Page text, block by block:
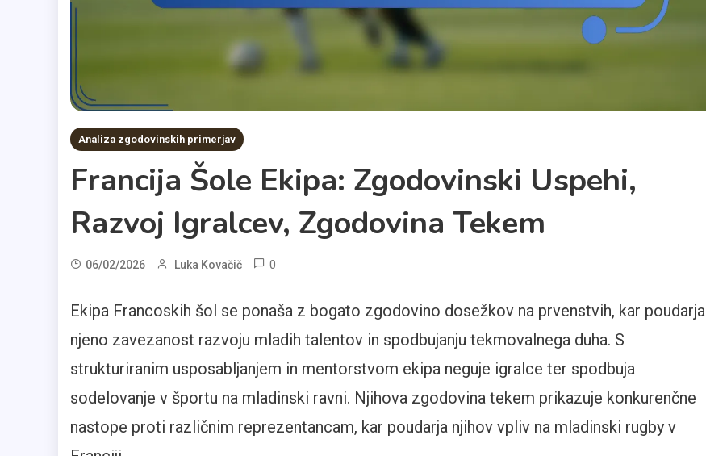
Analiza zgodovinskih primerjav
Francija Šole Ekipa: Zgodovinski Uspehi,
Razvoj Igralcev, Zgodovina Tekem
06/02/2026 Luka Kovačič 0
Ekipa Francoskih šol se ponaša z bogato zgodovino dosežkov na prvenstvih, kar poudarja
njeno zavezanost razvoju mladih talentov in spodbujanju tekmovalnega duha. S
strukturiranim usposabljanjem in mentorstvom ekipa neguje igralce ter spodbuja
sodelovanje v športu na mladinski ravni. Njihova zgodovina tekem prikazuje konkurenčne
nastope proti različnim reprezentancam, kar poudarja njihov vpliv na mladinski rugby v